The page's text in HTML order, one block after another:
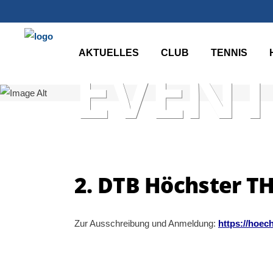
AKTUELLES CLUB TENNIS
2. DTB Höchster
Zur Ausschreibung und Anmeldung: https://